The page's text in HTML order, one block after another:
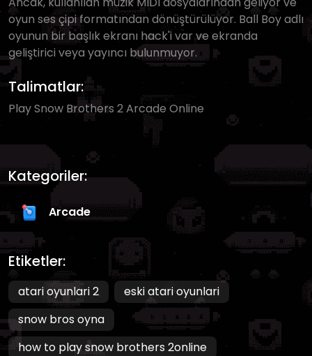
oyun ses çipi formatından dönüştürülüyor. Ball Boy adlı
oyunun bir başlık ekranı hack'i var ve ekranda
geliştirici veya yayıncı bulunmuyor.
Talimatlar:
Play Snow Brothers 2 Arcade Online
Kategoriler:
Arcade
Etiketler:
atari oyunlari 2
eski atari oyunlari
snow bros oyna
how to play snow brothers 2online